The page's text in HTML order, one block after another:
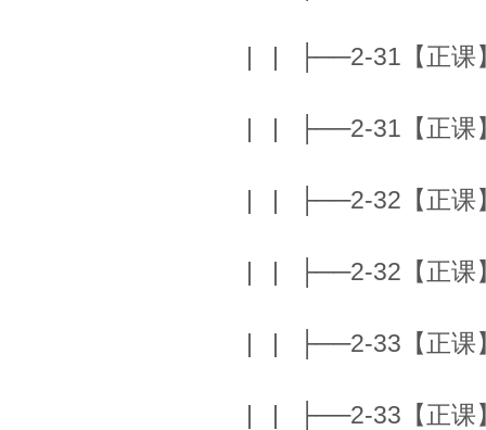
| | ├──2-31【正课
| | ├──2-31【正课
| | ├──2-32【正课
| | ├──2-32【正课
| | ├──2-33【正课
| | ├──2-33【正课